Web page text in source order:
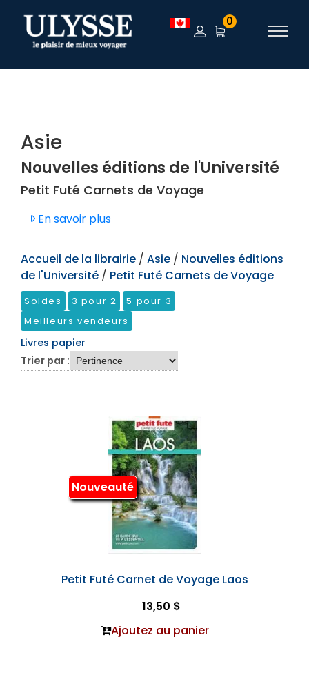
TEST 0
Asie
Nouvelles éditions de l'Université
Petit Futé Carnets de Voyage
En savoir plus
Accueil de la librairie / Asie / Nouvelles éditions
de l'Université / Petit Futé Carnets de Voyage
Soldes 3 pour 2
5 pour 3
Meilleurs vendeurs
Livres papier
Trier par :
Nouveauté
Petit Futé Carnet de Voyage Laos
13,50 $
Ajoutez au panier